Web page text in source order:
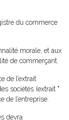
du commerce
morale, et aux
de commerçant.
de l’extrait
sociétés (extrait "
de l’entreprise.
devra